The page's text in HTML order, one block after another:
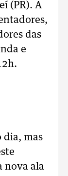
(PR). A
das
e
dia, mas
nova ala